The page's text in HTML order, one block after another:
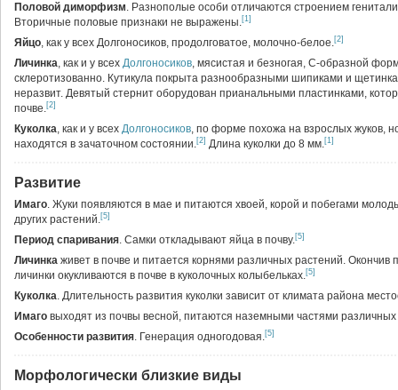
Половой диморфизм. Разнополые особи отличаются строением
Вторичные половые признаки не выражены.[1]
Яйцо, как у всех Долгоносиков, продолговатое, молочно-белое.[2]
Личинка, как и у всех Долгоносиков, мясистая и безногая, С-образной
склеротизованно. Кутикула покрыта разнообразными шипиками и
неразвит. Девятый стернит оборудован прианальными пластинками,
почве.[2]
Куколка, как и у всех Долгоносиков, по форме похожа на взрослых жуков,
находятся в зачаточном состоянии.[2] Длина куколки до 8 мм.[1]
Развитие
Имаго. Жуки появляются в мае и питаются хвоей, корой и побегами
других растений.[5]
Период спаривания. Самки откладывают яйца в почву.[5]
Личинка живет в почве и питается корнями различных растений. Окончив
личинки окукливаются в почве в куколочных колыбельках.[5]
Куколка. Длительность развития куколки зависит от климата района
Имаго выходят из почвы весной, питаются наземными частями различных
Особенности развития. Генерация одногодовая.[5]
Морфологически близкие виды